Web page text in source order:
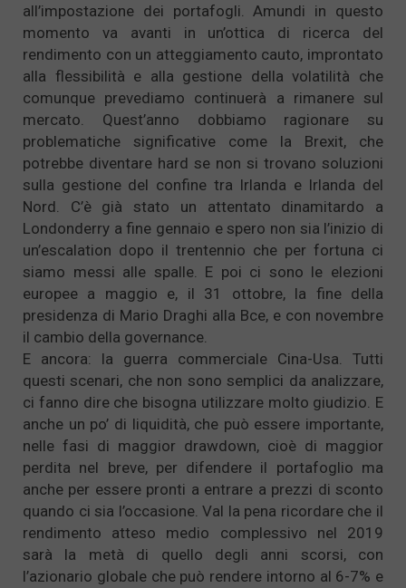
all’impostazione dei portafogli. Amundi in questo
momento va avanti in un’ottica di ricerca del
rendimento con un atteggiamento cauto, improntato
alla flessibilità e alla gestione della volatilità che
comunque prevediamo continuerà a rimanere sul
mercato. Quest’anno dobbiamo ragionare su
problematiche significative come la Brexit, che
potrebbe diventare hard se non si trovano soluzioni
sulla gestione del confine tra Irlanda e Irlanda del
Nord. C’è già stato un attentato dinamitardo a
Londonderry a fine gennaio e spero non sia l’inizio di
un’escalation dopo il trentennio che per fortuna ci
siamo messi alle spalle. E poi ci sono le elezioni
europee a maggio e, il 31 ottobre, la fine della
presidenza di Mario Draghi alla Bce, e con novembre
il cambio della governance.
E ancora: la guerra commerciale Cina-Usa. Tutti
questi scenari, che non sono semplici da analizzare,
ci fanno dire che bisogna utilizzare molto giudizio. E
anche un po’ di liquidità, che può essere importante,
nelle fasi di maggior drawdown, cioè di maggior
perdita nel breve, per difendere il portafoglio ma
anche per essere pronti a entrare a prezzi di sconto
quando ci sia l’occasione. Val la pena ricordare che il
rendimento atteso medio complessivo nel 2019
sarà la metà di quello degli anni scorsi, con
l’azionario globale che può rendere intorno al 6-7% e